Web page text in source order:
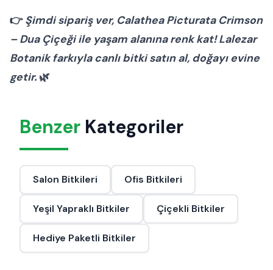
👉Şimdi sipariş ver, Calathea Picturata Crimson
– Dua Çiçeği ile yaşam alanına renk kat! Lalezar
Botanik farkıyla canlı bitki satın al, doğayı evine
getir. 🌿
Benzer Kategoriler
Salon Bitkileri Ofis Bitkileri
Yeşil Yapraklı Bitkiler Çiçekli Bitkiler
Hediye Paketli Bitkiler